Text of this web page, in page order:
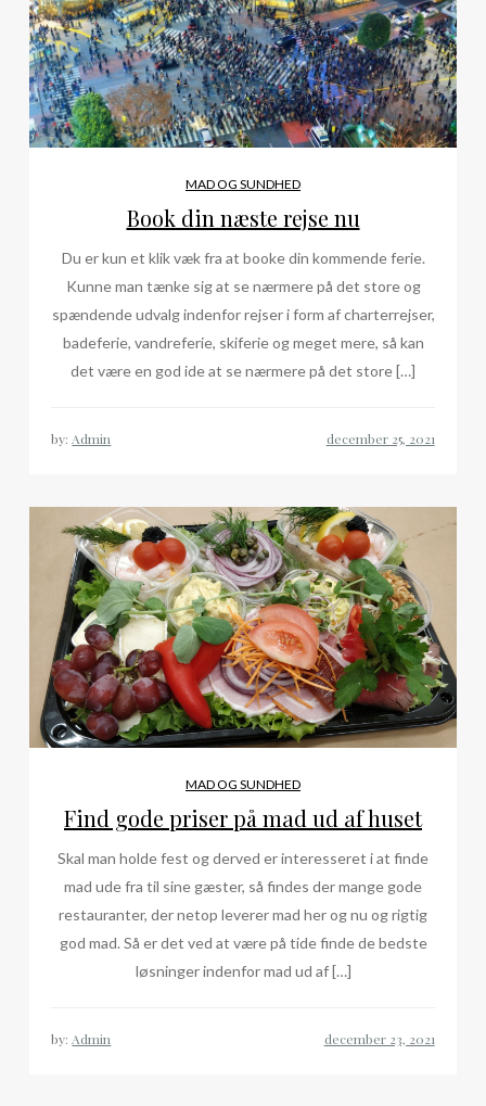
MAD OG SUNDHED
Book din næste rejse nu
Du er kun et klik væk fra at booke din kommende ferie.
Kunne man tænke sig at se nærmere på det store og
spændende udvalg indenfor rejser i form af charterrejser,
badeferie, vandreferie, skiferie og meget mere, så kan
det være en god ide at se nærmere på det store […]
by: Admin
MAD OG SUNDHED
Find gode priser på mad ud af huset
Skal man holde fest og derved er interesseret i at finde
mad ude fra til sine gæster, så findes der mange gode
restauranter, der netop leverer mad her og nu og rigtig
god mad. Så er det ved at være på tide finde de bedste
løsninger indenfor mad ud af […]
by: Admin